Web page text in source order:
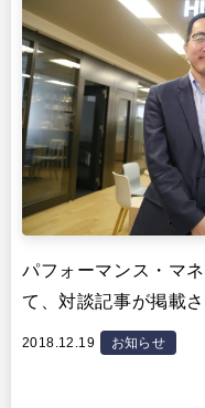
パフォーマンス・マ
て、対談記事が掲載
2018.12.19 お知らせ